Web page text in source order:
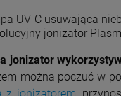
UV-C usuwająca
jonizator
jonizator
można poczuć w
z jonizatorem ,